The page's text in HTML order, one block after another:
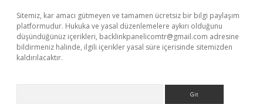
Sitemiz, kar amacı gütmeyen ve tamamen ücretsiz bir bilgi paylaşım
platformudur. Hukuka ve yasal düzenlemelere aykırı olduğunu
düşündüğünüz içerikleri, backlinkpanelicomtr@gmail.com adresine
bildirmeniz halinde, ilgili içerikler yasal süre içerisinde sitemizden
kaldırılacaktır.